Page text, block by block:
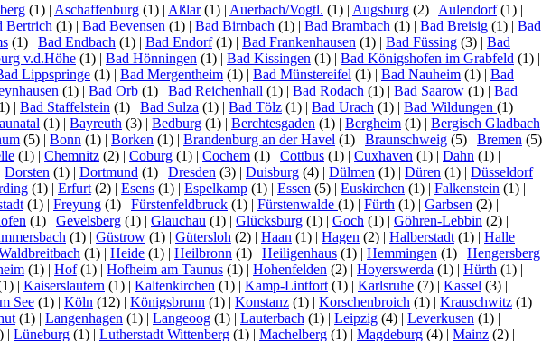
(1) | Aschaffenburg (1) | Aßlar(1) | Auerbach/Vogtl. (1) | Augsburg (2) | Aulendorf(1) |
Bertrich (1) | Bad Bevensen (1) | Bad Birnbach (1) | Bad Brambach (1) | Bad Breisig (1) | Bad
(1) | Bad Endbach (1) | Bad Endorf(1) | Bad Frankenhausen (1) | Bad Füssing (3) | Bad
v.d.Höhe (1) | Bad Hönningen (1) | Bad Kissingen (1) | Bad Königshofen im Grabfeld (1) |
Lippspringe (1) | Bad Mergentheim (1) | Bad Münstereifel (1) | Bad Nauheim (1) | Bad
(1) | Bad Orb (1) | Bad Reichenhall (1) | Bad Rodach (1) | Bad Saarow (1) | Bad
| Bad Staffelstein (1) | Bad Sulza (1) | Bad Tölz (1) | Bad Urach (1) | Bad Wildungen (1) |
(1) | Bayreuth (3) | Bedburg (1) | Berchtesgaden (1) | Bergheim (1) | Bergisch Gladbach
(5) | Bonn (1) | Borken (1) | Brandenburg an der Havel (1) | Braunschweig (5) | Bremen (5)
(1) | Chemnitz (2) | Coburg (1) | Cochem (1) | Cottbus (1) | Cuxhaven (1) | Dahn (1) |
Dorsten (1) | Dortmund (1) | Dresden (3) | Duisburg (4) | Dülmen (1) | Düren (1) | Düsseldorf
(1) | Erfurt (2) | Esens (1) | Espelkamp (1) | Essen (5) | Euskirchen (1) | Falkenstein (1) |
(1) | Freyung (1) | Fürstenfeldbruck (1) | Fürstenwalde (1) | Fürth (1) | Garbsen (2) |
(1) | Gevelsberg (1) | Glauchau (1) | Glücksburg (1) | Goch (1) | Göhren-Lebbin (2) |
(1) | Güstrow (1) | Gütersloh (2) | Haan (1) | Hagen (2) | Halberstadt (1) | Halle
(1) | Heide (1) | Heilbronn (1) | Heiligenhaus (1) | Hemmingen (1) | Hengersberg
(1) | Hof(1) | Hofheim am Taunus (1) | Hohenfelden (2) | Hoyerswerda (1) | Hürth (1) |
| Kaiserslautern (1) | Kaltenkirchen (1) | Kamp-Lintfort (1) | Karlsruhe (7) | Kassel (3) |
See (1) | Köln (12) | Königsbrunn (1) | Konstanz (1) | Korschenbroich (1) | Krauschwitz (1) |
(1) | Langenhagen (1) | Langeoog (1) | Lauterbach (1) | Leipzig (4) | Leverkusen (1) |
| Lüneburg (1) | Lutherstadt Wittenberg (1) | Machelberg (1) | Magdeburg (4) | Mainz (2) |